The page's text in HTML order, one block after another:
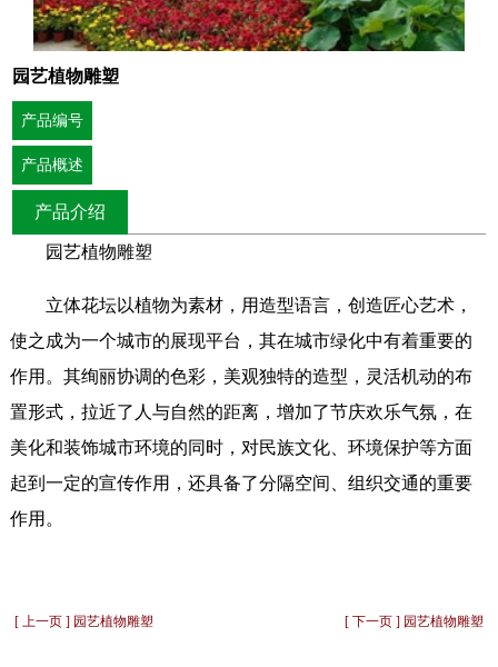
园艺植物雕塑
产品编号
产品概述
产品介绍
园艺植物雕塑
立体花坛以植物为素材，用造型语言，创造匠心艺术，
使之成为一个城市的展现平台，其在城市绿化中有着重要的
作用。其绚丽协调的色彩，美观独特的造型，灵活机动的布
置形式，拉近了人与自然的距离，增加了节庆欢乐气氛，在
美化和装饰城市环境的同时，对民族文化、环境保护等方面
起到一定的宣传作用，还具备了分隔空间、组织交通的重要
作用。
[ 上一页 ] 园艺植物雕塑 [ 下一页 ] 园艺植物雕塑